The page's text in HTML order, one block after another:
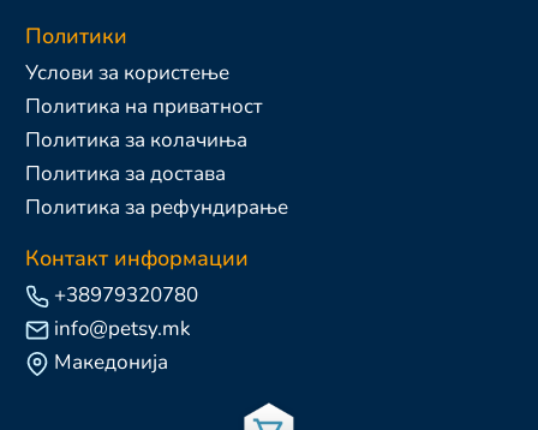
Политики
Услови за користење
Политика на приватност
Политика за колачиња
Политика за достава
Политика за рефундирање
Контакт информации
+38979320780
info@petsy.mk
Македонија